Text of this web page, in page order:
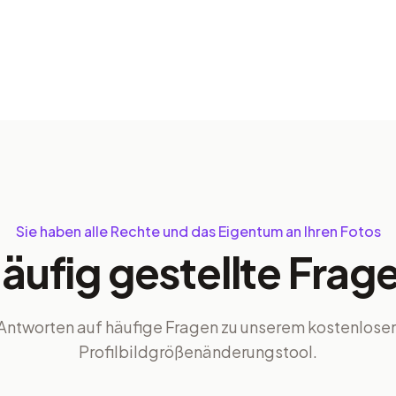
Sie haben alle Rechte und das Eigentum an Ihren Fotos
gestellte
auf häufige Fragen zu unserem
Profilbildgrößenänderungstool.